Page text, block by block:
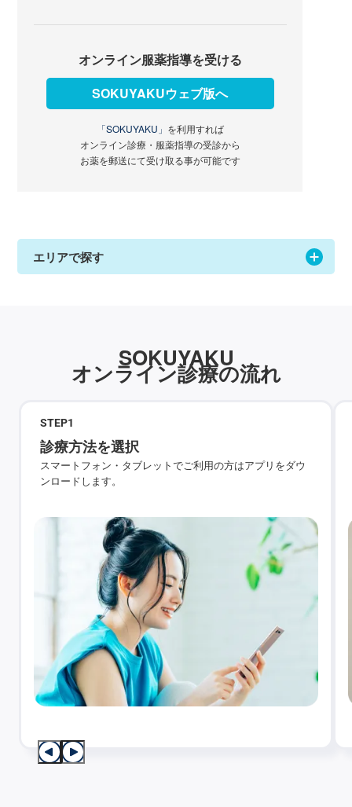
オンライン服薬指導を受ける
SOKUYAKUウェブ版へ
「SOKUYAKU」 を利用すれば
オンライン診療・服薬指導の受診から
お薬を郵送にて受け取る事が可能です
エリアで探す
SOKUYAKU
オンライン診療の流れ
STEP1
診療方法を選択
スマートフォン・タブレットでご利用の方はアプリをダウ
ンロードします。